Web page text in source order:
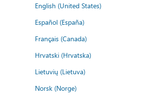
English (United States)
Español (España)
Français (Canada)
Hrvatski (Hrvatska)
Lietuvių (Lietuva)
Norsk (Norge)